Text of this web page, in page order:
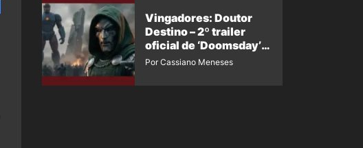
Vingadores: Doutor
Destino – 2º trailer
oficial de ‘Doomsday’
ganha nova data para
Por Cassiano Meneses